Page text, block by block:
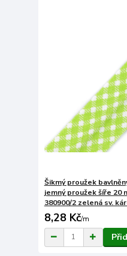
Šikmý proužek
jemný proužek šíře 20
380900/2 zelená sv.
8,28 Kč/m